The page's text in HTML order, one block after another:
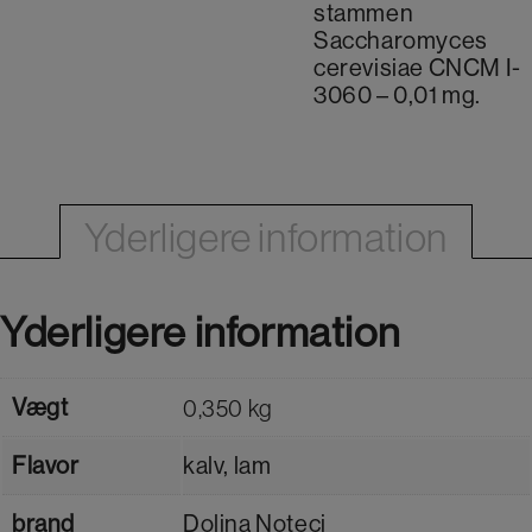
stammen
Saccharomyces
cerevisiae CNCM I-
3060 – 0,01 mg.
Yderligere information
Yderligere information
Vægt 0,350 kg
Flavor kalv, lam
brand Dolina Noteci